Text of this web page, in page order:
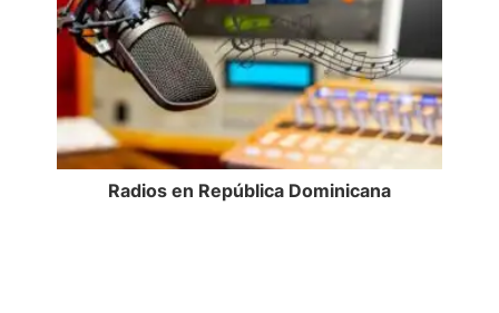
Radios en República Dominicana